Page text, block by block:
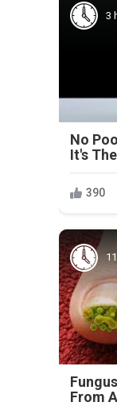
3
No
It's
390
From